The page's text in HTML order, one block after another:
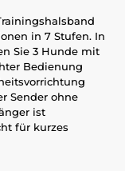
in 7 Stufen. In
Sie 3 Hunde mit
Bedienung
Sender ohne
ist
für kurzes